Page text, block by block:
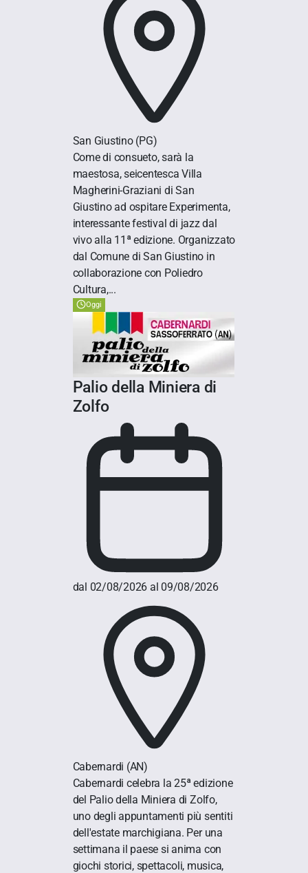
San Giustino (PG)
Come di consueto, sarà la
maestosa, seicentesca Villa
Magherini-Graziani di San
Giustino ad ospitare Experimenta,
interessante festival di jazz dal
vivo alla 11ª edizione. Organizzato
dal Comune di San Giustino in
collaborazione con Poliedro
Cultura,...
Oggi
Palio della Miniera di
Zolfo
dal 02/08/2026 al 09/08/2026
Cabernardi (AN)
Cabernardi celebra la 25ª edizione
del Palio della Miniera di Zolfo,
uno degli appuntamenti più sentiti
dell'estate marchigiana. Per una
settimana il paese si anima con
giochi storici, spettacoli, musica,